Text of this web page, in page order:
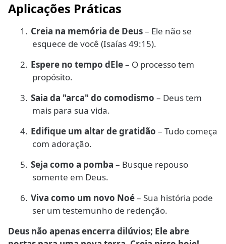
Aplicações Práticas
1. Creia na memória de Deus– Ele não se
esquece de você (Isaías 49:15).
2. Espere no tempo dEle– O processo tem
propósito.
3. Saia da "arca" do comodismo – Deus tem
mais para sua vida.
4. Edifique um altar de gratidão – Tudo começa
com adoração.
5. Seja como a pomba – Busque repouso
somente em Deus.
6. Viva como um novo Noé– Sua história pode
ser um testemunho de redenção.
Deus não apenas encerra dilúvios; Ele abre